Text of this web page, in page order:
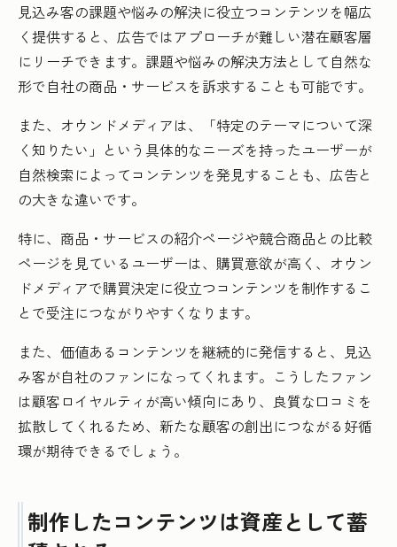
見込み客の課題や悩みの解決に役立つコンテンツを幅広
く提供すると、広告ではアプローチが難しい潜在顧客層
にリーチできます。課題や悩みの解決方法として自然な
形で自社の商品・サービスを訴求することも可能です。
また、オウンドメディアは、「特定のテーマについて深
く知りたい」という具体的なニーズを持ったユーザーが
自然検索によってコンテンツを発見することも、広告と
の大きな違いです。
特に、商品・サービスの紹介ページや競合商品との比較
ページを見ているユーザーは、購買意欲が高く、オウン
ドメディアで購買決定に役立つコンテンツを制作するこ
とで受注につながりやすくなります。
また、価値あるコンテンツを継続的に発信すると、見込
み客が自社のファンになってくれます。こうしたファン
は顧客ロイヤルティが高い傾向にあり、良質な口コミを
拡散してくれるため、新たな顧客の創出につながる好循
環が期待できるでしょう。
制作したコンテンツは資産として蓄